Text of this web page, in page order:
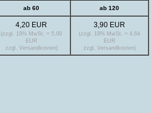
ab 60 ab 120
4,20 EUR
(zzgl. 19% MwSt. = 5,00
EUR
zzgl. Versandkosten)
3,90 EUR
(zzgl. 19% MwSt. = 4,64
EUR
zzgl. Versandkosten)